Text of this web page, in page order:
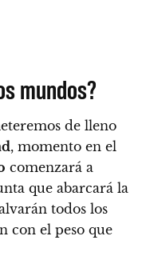
mundos?
de lleno
, momento en el
comenzará a
que abarcará la
todos los
con el peso que